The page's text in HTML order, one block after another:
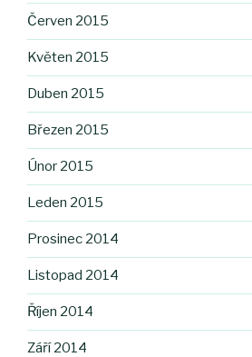
Červen 2015
Květen 2015
Duben 2015
Březen 2015
Únor 2015
Leden 2015
Prosinec 2014
Listopad 2014
Říjen 2014
Září 2014